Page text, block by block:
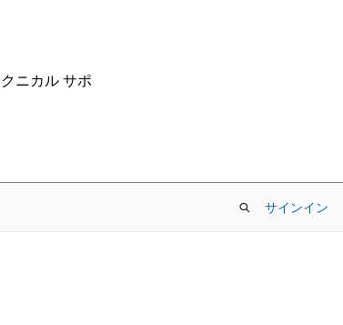
ニカル サポ
サインイン